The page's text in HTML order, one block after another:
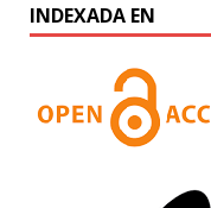
INDEXADA EN